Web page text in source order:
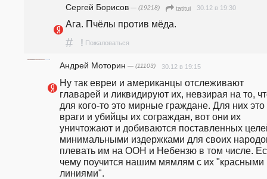
Сергей Борисов — (19218) tatitui 30.12 в 19:30
Ага. Пчёлы против мёда.
# ! Пожаловаться
Андрей Моторин — (11103) 30.12 в 19:15
Ну так евреи и американцы отслеживают
главарей и ликвидируют их, невзирая на то,
для кого-то это мирные граждане. Для них это
враги и убийцы их сограждан, вот они их
уничтожают и добиваются поставленных
минимальными издержками для своих
плевать им на ООН и Небензю в том числе.
чему поучится нашим мямлям с их "красными
линиями".